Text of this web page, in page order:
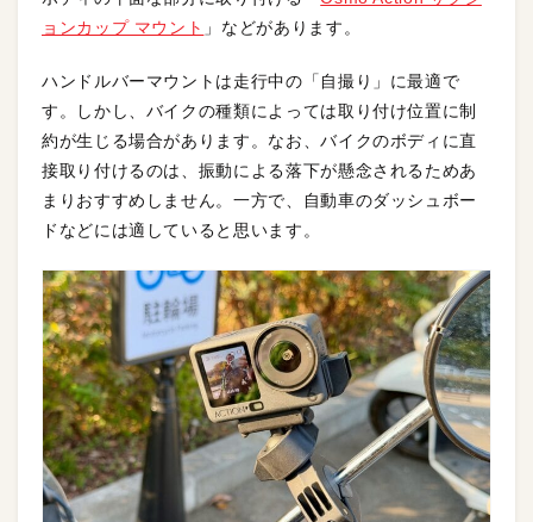
ョンカップ マウント 」などがあります。
ハンドルバーマウントは走行中の「自撮り」に最適で
す。しかし、バイクの種類によっては取り付け位置に制
約が生じる場合があります。なお、バイクのボディに直
接取り付けるのは、振動による落下が懸念されるためあ
まりおすすめしません。一方で、自動車のダッシュボー
ドなどには適していると思います。